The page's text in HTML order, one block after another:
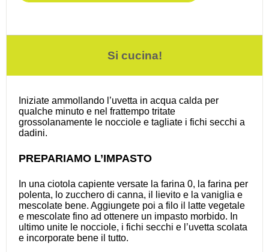
Si cucina!
Iniziate ammollando l’uvetta in acqua calda per
qualche minuto e nel frattempo tritate
grossolanamente le nocciole e tagliate i fichi secchi a
dadini.
PREPARIAMO L’IMPASTO
In una ciotola capiente versate la farina 0, la farina per
polenta, lo zucchero di canna, il lievito e la vaniglia e
mescolate bene. Aggiungete poi a filo il latte vegetale
e mescolate fino ad ottenere un impasto morbido. In
ultimo unite le nocciole, i fichi secchi e l’uvetta scolata
e incorporate bene il tutto.